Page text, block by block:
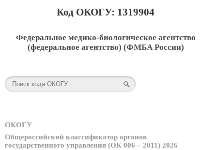
Код ОКОГУ: 1319904
Федеральное медико-биологическое агентство
(федеральное агентство) (ФМБА России)
ОКОГУ
Общероссийский классификатор органов
государственного управления (ОК 006 – 2011) 2026